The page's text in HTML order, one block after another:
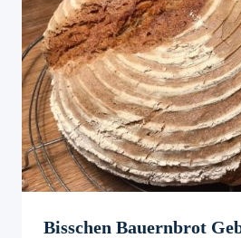
Bisschen Bauernbrot